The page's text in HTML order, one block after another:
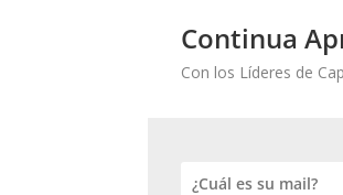
Continua
Con los Líderes de